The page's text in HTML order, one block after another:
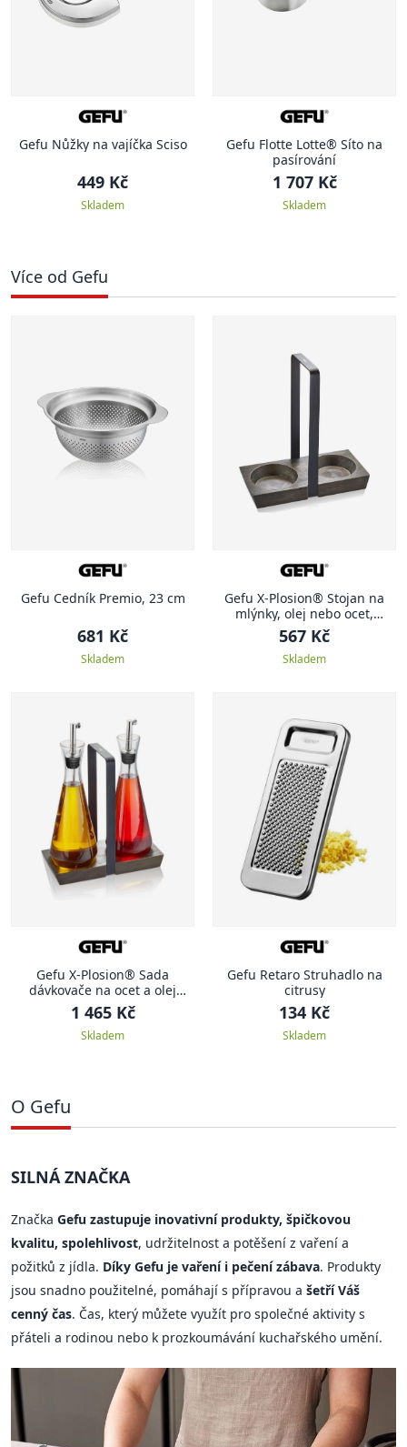
Gefu Nůžky na vajíčka Sciso
449 Kč
Skladem
Gefu Flotte Lotte® Síto na
pasírování
1 707 Kč
Skladem
Více od Gefu
Gefu Cedník Premio, 23 cm
681 Kč
Skladem
Gefu X-Plosion® Stojan na
mlýnky, olej nebo ocet,
velikost M
567 Kč
Skladem
Gefu X-Plosion® Sada
dávkovače na ocet a olej
včetně stojánku
1 465 Kč
Skladem
Gefu Retaro Struhadlo na
citrusy
134 Kč
Skladem
O Gefu
SILNÁ ZNAČKA
Značka Gefu zastupuje inovativní produkty, špičkovou
kvalitu, spolehlivost, udržitelnost a potěšení z vaření a
požitků z jídla. Díky Gefu je vaření i pečení zábava. Produkty
jsou snadno použitelné, pomáhají s přípravou a šetří Váš
cenný čas. Čas, který můžete využít pro společné aktivity s
přáteli a rodinou nebo k prozkoumávání kuchařského umění.